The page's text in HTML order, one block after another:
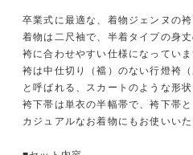
卒業式に最適な、着物ジェンヌの袴
着物は二尺袖で、半着タイプの身
袴に合わせやすい仕様になっていま
袴は中仕切り（襠）のない行燈袴（
と呼ばれる、スカートのような形状
袴下帯は単衣の半幅帯で、袴下帯
カジュアルなお着物にもお使いいた